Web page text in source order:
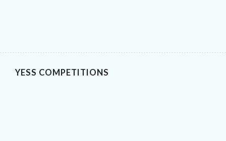
YESS COMPETITIONS